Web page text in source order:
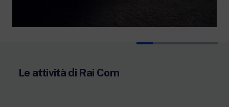
Le attività di Rai Com